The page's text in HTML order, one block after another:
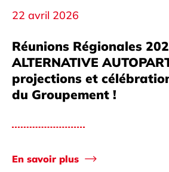
22 avril 2026
Réunions Régionales
ALTERNATIVE
projections et
du Groupement !
En savoir plus